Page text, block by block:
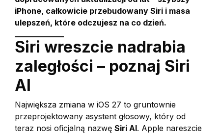
iPhone, całkowicie przebudowany Siri i masa
ulepszeń, które odczujesz na co dzień.
Siri wreszcie nadrabia
zaległości – poznaj Siri
AI
Największa zmiana w iOS 27 to gruntownie
przeprojektowany asystent głosowy, który od
teraz nosi oficjalną nazwę Siri AI. Apple nareszcie